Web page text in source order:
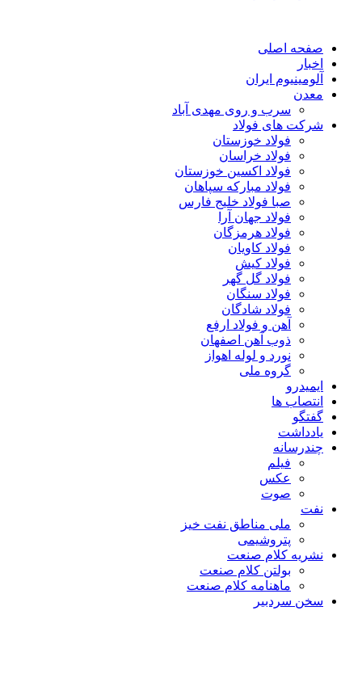
صفحه اصلی
اخبار
آلومینیوم ایران
معدن
سرب و روی مهدی آباد
شرکت های فولاد
فولاد خوزستان
فولاد خراسان
فولاد اکسین خوزستان
فولاد مبارکه سپاهان
صبا فولاد خلیج فارس
فولاد جهان آرا
فولاد هرمزگان
فولاد کاویان
فولاد کیش
فولاد گل گهر
فولاد سنگان
فولاد شادگان
آهن و فولاد ارفع
ذوب آهن اصفهان
نورد و لوله اهواز
گروه ملی
ایمیدرو
انتصاب ها
گفتگو
یادداشت
چندرسانه
فیلم
عکس
صوت
نفت
ملی مناطق نفت خیز
پتروشیمی
نشریه کلام صنعت
بولتن کلام صنعت
ماهنامه کلام صنعت
سخن سردبیر